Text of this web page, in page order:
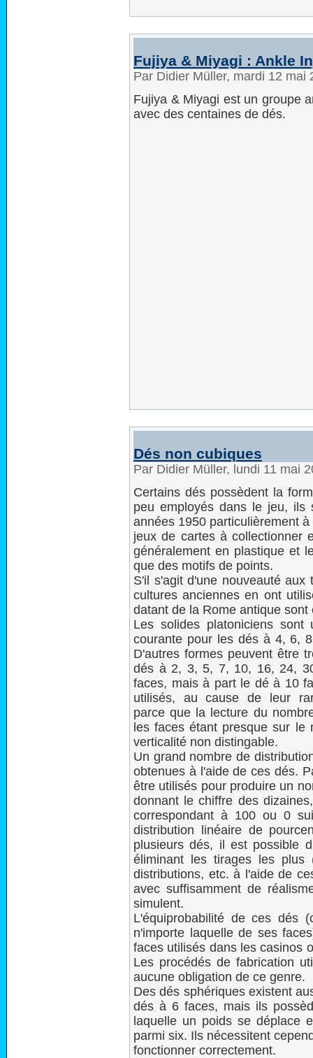
Fujiya & Miyagi : Ankle
Par Didier Müller, mardi 12 mai
Fujiya & Miyagi est un groupe
avec des centaines de dés.
Dés non cubiques
Par Didier Müller, lundi 11 mai
Certains dés possèdent la
peu employés dans le jeu, ils
années 1950 particulièrement
jeux de cartes à collectionner
généralement en plastique et
que des motifs de points.
S'il s'agit d'une nouveauté aux
cultures anciennes en ont
datant de la Rome antique
Les solides platoniciens sont
courante pour les dés à 4, 6,
D'autres formes peuvent être
dés à 2, 3, 5, 7, 10, 16, 24,
faces, mais à part le dé à 10
utilisés, au cause de leur
parce que la lecture du
les faces étant presque sur le
verticalité non distingable.
Un grand nombre de
obtenues à l'aide de ces dés.
être utilisés pour produire un
donnant le chiffre des
correspondant à 100 ou 0
distribution linéaire de
plusieurs dés, il est possible
éliminant les tirages les
distributions, etc. à l'aide de
avec suffisamment de
simulent.
L'équiprobabilité de ces dés
n'importe laquelle de ses
faces utilisés dans les casinos
Les procédés de fabrication
aucune obligation de ce genre.
Des dés sphériques existent
dés à 6 faces, mais ils
laquelle un poids se déplace
parmi six. Ils nécessitent
fonctionner correctement.